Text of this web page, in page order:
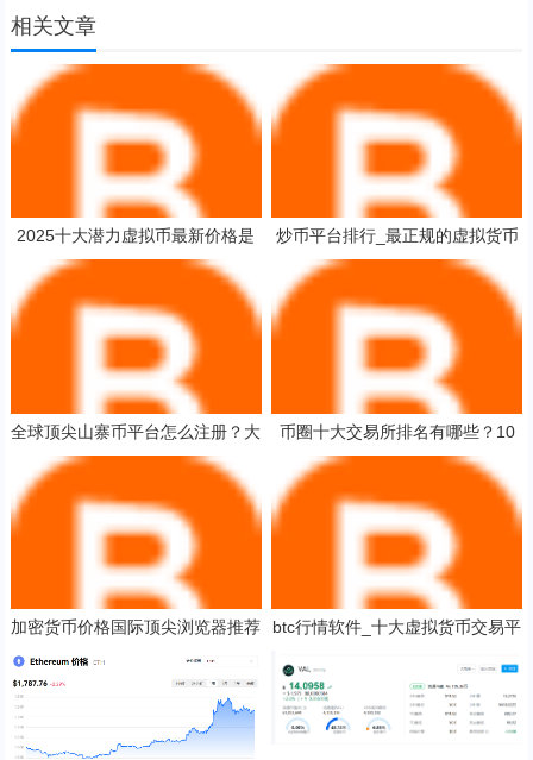
相关文章
2025十大潜力虚拟币最新价格是
多少呢2025年最有潜力的虚拟币
炒币平台排行_最正规的虚拟货币
交易平台
全球顶尖山寨币平台怎么注册？大
陆山寨币平台最新排名
币圈十大交易所排名有哪些？10
大最专业的货币交易所排名
加密货币价格国际顶尖浏览器推荐
数字币交易平台最便宜的交易量排
btc行情软件_十大虚拟货币交易平